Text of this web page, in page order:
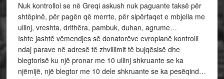
Nuk kontrolloi se në Greqi askush nuk paguante taksë për
shtëpinë, për pagën që merrte, për sipërfaqet e mbjella me
ullinj, vreshta, drithëra, pambuk, duhan, agrume…
Ishte jashtë vëmendjes së donatorëve evropianë kontrolli
ndaj parave në adresë të zhvillimit të bujqësisë dhe
blegtorisë ku një pronar me 10 ullinj shkruante se ka
njëmijë, një blegtor me 10 dele shkruante se ka pesëqind…